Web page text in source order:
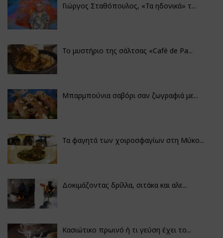
Γιώργος Σταθόπουλος, «Τα ηδονικά» τ...
Το μυστήριο της σάλτσας «Café de Pa...
Μπαρμπούνια σαβόρι σαν ζωγραφιά με...
Τα φαγητά των χοιροσφαγίων στη Μύκο...
Δοκιμάζοντας δρίλλα, σιτάκα και αλε...
Κασιώτικο πρωινό ή τι γεύση έχει το...